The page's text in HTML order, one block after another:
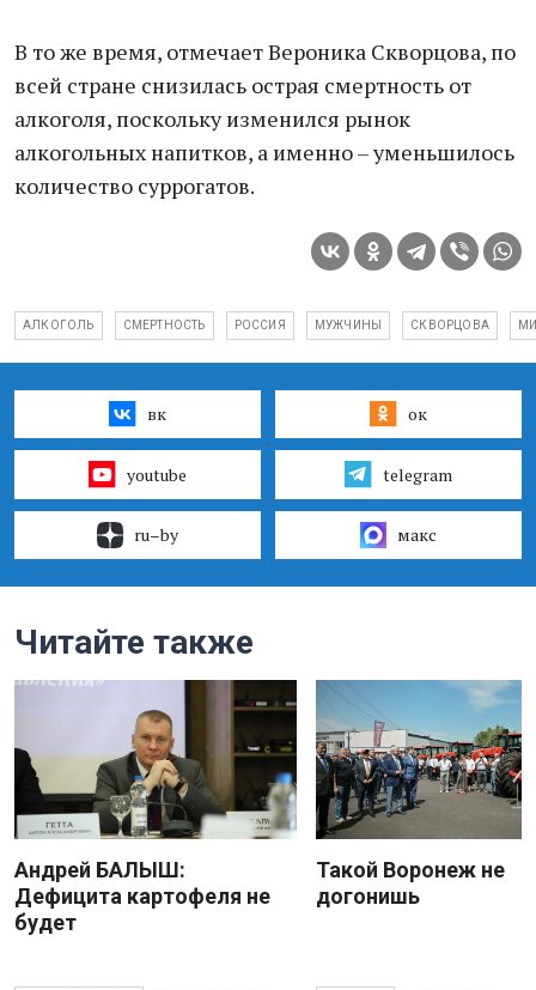
В то же время, отмечает Вероника Скворцова, по
всей стране снизилась острая смертность от
алкоголя, поскольку изменился рынок
алкогольных напитков, а именно – уменьшилось
количество суррогатов.
АЛКОГОЛЬ СМЕРТНОСТЬ РОССИЯ МУЖЧИНЫ СКВОРЦОВА
вк ок
youtube telegram
ru–by макс
Читайте также
Андрей БАЛЫШ:
Дефицита картофеля не
будет
Такой Воронеж не
догонишь